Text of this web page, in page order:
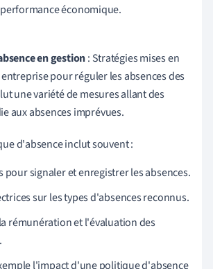
économique.
en gestion: Stratégies mises en
pour réguler les absences des
une variété de mesures allant des
aux absences imprévues.
d'absence inclut souvent :
pour signaler et enregistrer les absences.
sur les types d'absences reconnus.
rémunération et l'évaluation des
l'impact d'une politique d'absence